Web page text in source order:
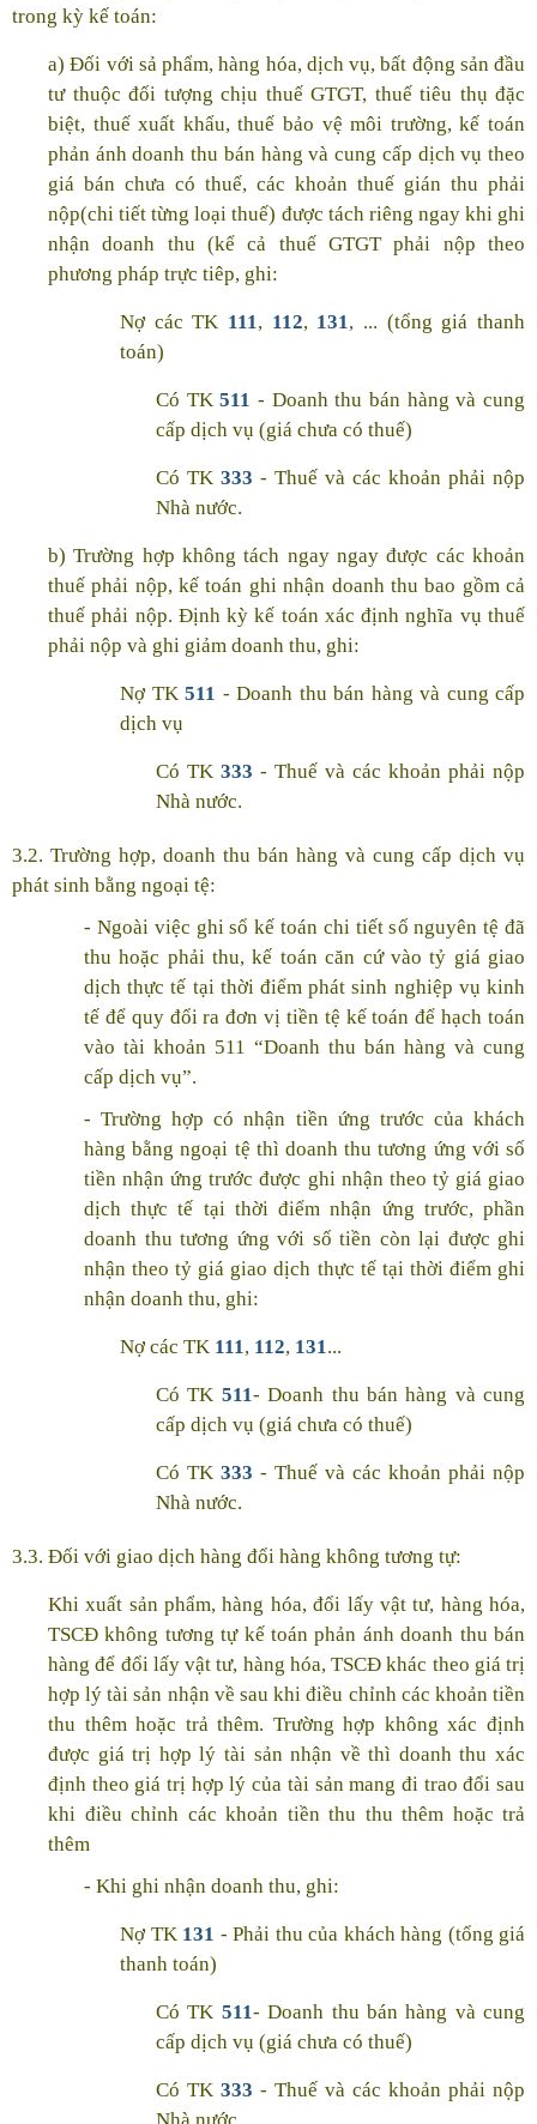
trong kỳ kế toán:
a) Đối với sả phẩm, hàng hóa, dịch vụ, bất động sản đầu
tư thuộc đối tượng chịu thuế GTGT, thuế tiêu thụ đặc
biệt, thuế xuất khẩu, thuế bảo vệ môi trường, kế toán
phản ánh doanh thu bán hàng và cung cấp dịch vụ theo
giá bán chưa có thuế, các khoản thuế gián thu phải
nộp(chi tiết từng loại thuế) được tách riêng ngay khi ghi
nhận doanh thu (kể cả thuế GTGT phải nộp theo
phương pháp trực tiêp, ghi:
Nợ các TK 111, 112, 131, ... (tổng giá thanh
toán)
Có TK511 - Doanh thu bán hàng và cung
cấp dịch vụ (giá chưa có thuế)
Có TK 333 - Thuế và các khoản phải nộp
Nhà nước.
b) Trường hợp không tách ngay ngay được các khoản
thuế phải nộp, kế toán ghi nhận doanh thu bao gồm cả
thuế phải nộp. Định kỳ kế toán xác định nghĩa vụ thuế
phải nộp và ghi giảm doanh thu, ghi:
Nợ TK 511 - Doanh thu bán hàng và cung cấp
dịch vụ
Có TK 333 - Thuế và các khoản phải nộp
Nhà nước.
3.2. Trường hợp, doanh thu bán hàng và cung cấp dịch vụ
phát sinh bằng ngoại tệ:
- Ngoài việc ghi sổ kế toán chi tiết số nguyên tệ đã
thu hoặc phải thu, kế toán căn cứ vào tỷ giá giao
dịch thực tế tại thời điểm phát sinh nghiệp vụ kinh
tế để quy đổi ra đơn vị tiền tệ kế toán để hạch toán
vào tài khoản 511 “Doanh thu bán hàng và cung
cấp dịch vụ”.
- Trường hợp có nhận tiền ứng trước của khách
hàng bằng ngoại tệ thì doanh thu tương ứng với số
tiền nhận ứng trước được ghi nhận theo tỷ giá giao
dịch thực tế tại thời điểm nhận ứng trước, phần
doanh thu tương ứng với số tiền còn lại được ghi
nhận theo tỷ giá giao dịch thực tế tại thời điểm ghi
nhận doanh thu, ghi:
Nợ các TK 111, 112, 131...
Có TK 511- Doanh thu bán hàng và cung
cấp dịch vụ (giá chưa có thuế)
Có TK 333 - Thuế và các khoản phải nộp
Nhà nước.
3.3. Đối với giao dịch hàng đổi hàng không tương tự:
Khi xuất sản phẩm, hàng hóa, đổi lấy vật tư, hàng hóa,
TSCĐ không tương tự kế toán phản ánh doanh thu bán
hàng để đổi lấy vật tư, hàng hóa, TSCĐ khác theo giá trị
hợp lý tài sản nhận về sau khi điều chỉnh các khoản tiền
thu thêm hoặc trả thêm. Trường hợp không xác định
được giá trị hợp lý tài sản nhận về thì doanh thu xác
định theo giá trị hợp lý của tài sản mang đi trao đổi sau
khi điều chỉnh các khoản tiền thu thu thêm hoặc trả
thêm
- Khi ghi nhận doanh thu, ghi:
Nợ TK 131 - Phải thu của khách hàng (tổng giá
thanh toán)
Có TK 511- Doanh thu bán hàng và cung
cấp dịch vụ (giá chưa có thuế)
Có TK 333 - Thuế và các khoản phải nộp